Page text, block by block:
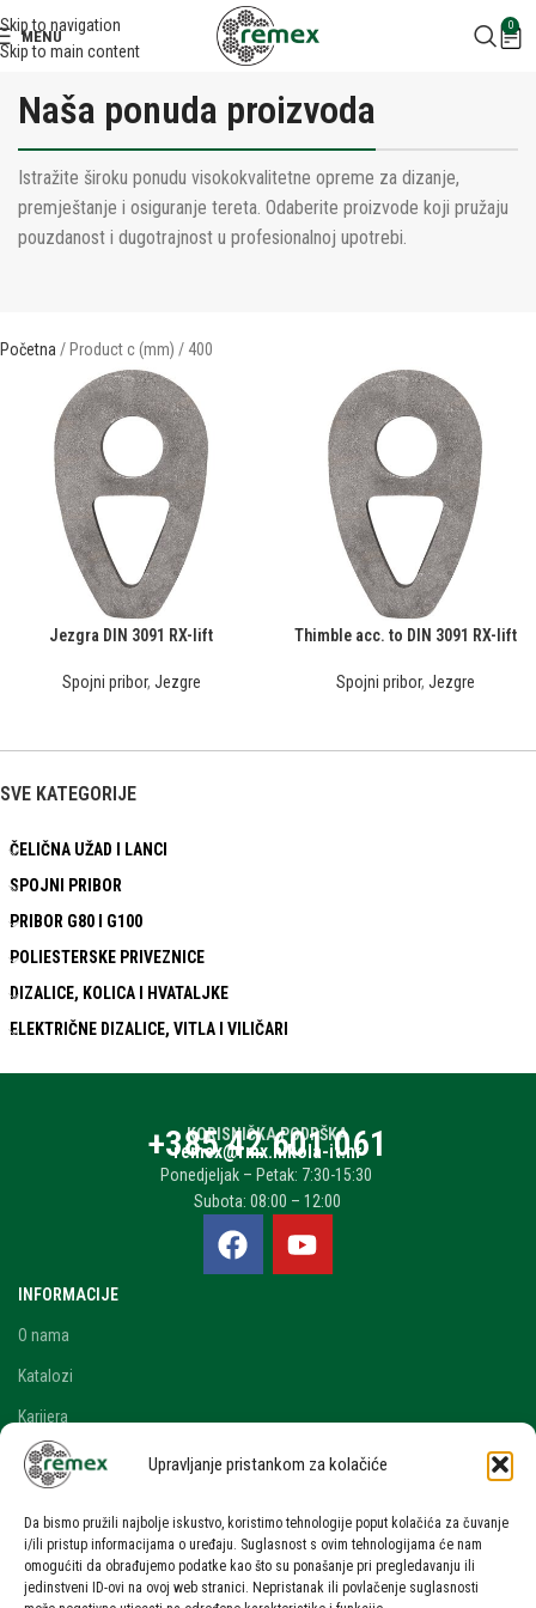
Upravljanje pristankom za kolačiće
Da bismo pružili najbolje iskustvo, koristimo tehnologije poput kolačića za čuvanje
i/ili pristup informacijama o uređaju. Suglasnost s ovim tehnologijama će nam
omogućiti da obrađujemo podatke kao što su ponašanje pri pregledavanju ili
jedinstveni ID-ovi na ovoj web stranici. Nepristanak ili povlačenje suglasnosti
Skip to navigation
Skip to main content
MENU
0
Naša ponuda proizvoda
Istražite široku ponudu visokokvalitetne opreme za dizanje,
premještanje i osiguranje tereta. Odaberite proizvode koji pružaju
pouzdanost i dugotrajnost u profesionalnoj upotrebi.
Početna Product c (mm) 400
Jezgra DIN 3091 RX-lift
Spojni pribor, Jezgre
Thimble acc. to DIN 3091 RX-lift
Spojni pribor, Jezgre
SVE KATEGORIJE
ČELIČNA UŽAD I LANCI
SPOJNI PRIBOR
PRIBOR G80 I G100
POLIESTERSKE PRIVEZNICE
DIZALICE, KOLICA I HVATALJKE
ELEKTRIČNE DIZALICE, VITLA I VILIČARI
KORISNIČKA PODRŠKA
+385 42 601 061
remex@rmx.nikola-it.hr
Ponedjeljak – Petak: 7:30-15:30
Subota: 08:00 – 12:00
INFORMACIJE
O nama
Katalozi
Karijera
Blog i novosti
RAČUN
Moj račun